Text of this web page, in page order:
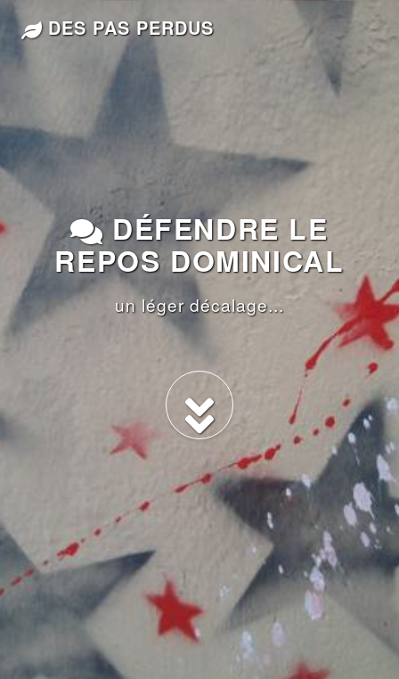
DES PAS PERDUS
DÉFENDRE LE
REPOS DOMINICAL
un léger décalage...